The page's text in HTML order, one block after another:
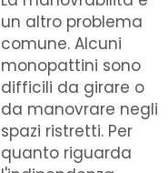
un altro problema
comune. Alcuni
monopattini sono
difficili da girare o
da manovrare negli
spazi ristretti. Per
quanto riguarda